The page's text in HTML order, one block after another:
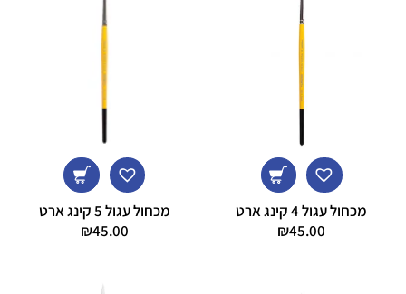
מכחול עגול 4 קינג ארט
₪45.00
מכחול עגול 5 קינג ארט
₪45.00